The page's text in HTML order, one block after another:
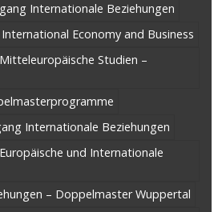
Internationale Beziehungen
Economy and Business
Studien –
Internationale Beziehungen
und Internationale
– Doppelmaster Wuppertal